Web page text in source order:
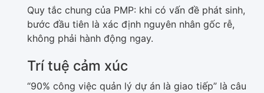
Quy tắc chung của PMP: khi có vấn đề phát sinh,
bước đầu tiên là xác định nguyên nhân gốc rễ,
không phải hành động ngay.
Trí tuệ cảm xúc
“90% công việc quản lý dự án là giao tiếp” là câu